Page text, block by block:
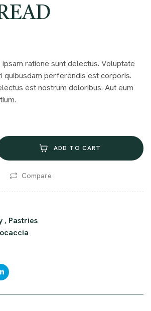
ratione sunt delectus. Voluptate
quibusdam perferendis est corporis.
est nostrum doloribus. Aut eum
ADD TO CART
Compare
, Pastries